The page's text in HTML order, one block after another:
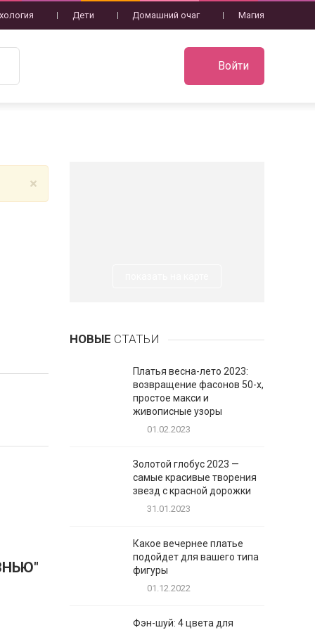
Дети Домашний очаг Магия
Войти
×
НОВЫЕ СТАТЬИ
Платья весна-лето 2023:
возвращение фасонов 50-х,
простое макси и
живописные узоры
01.02.2023
Золотой глобус 2023 —
самые красивые творения
звезд с красной дорожки
31.01.2023
Какое вечернее платье
подойдет для вашего типа
фигуры
01.12.2022
Фэн-шуй: 4 цвета для